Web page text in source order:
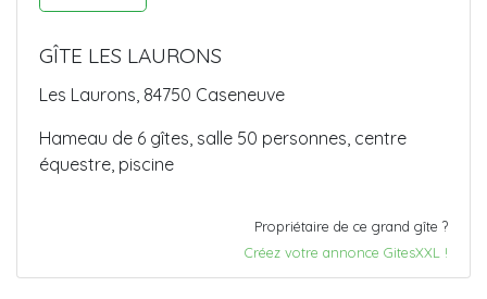
GÎTE LES LAURONS
Les Laurons, 84750 Caseneuve
Hameau de 6 gîtes, salle 50 personnes, centre
équestre, piscine
Propriétaire de ce grand gîte ?
Créez votre annonce GitesXXL !